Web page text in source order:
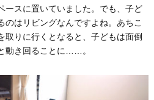
ースに置いていました。でも、子ど
のはリビングなんですよね。あちこ
取りに行くとなると、子どもは面倒
動き回ることに……。